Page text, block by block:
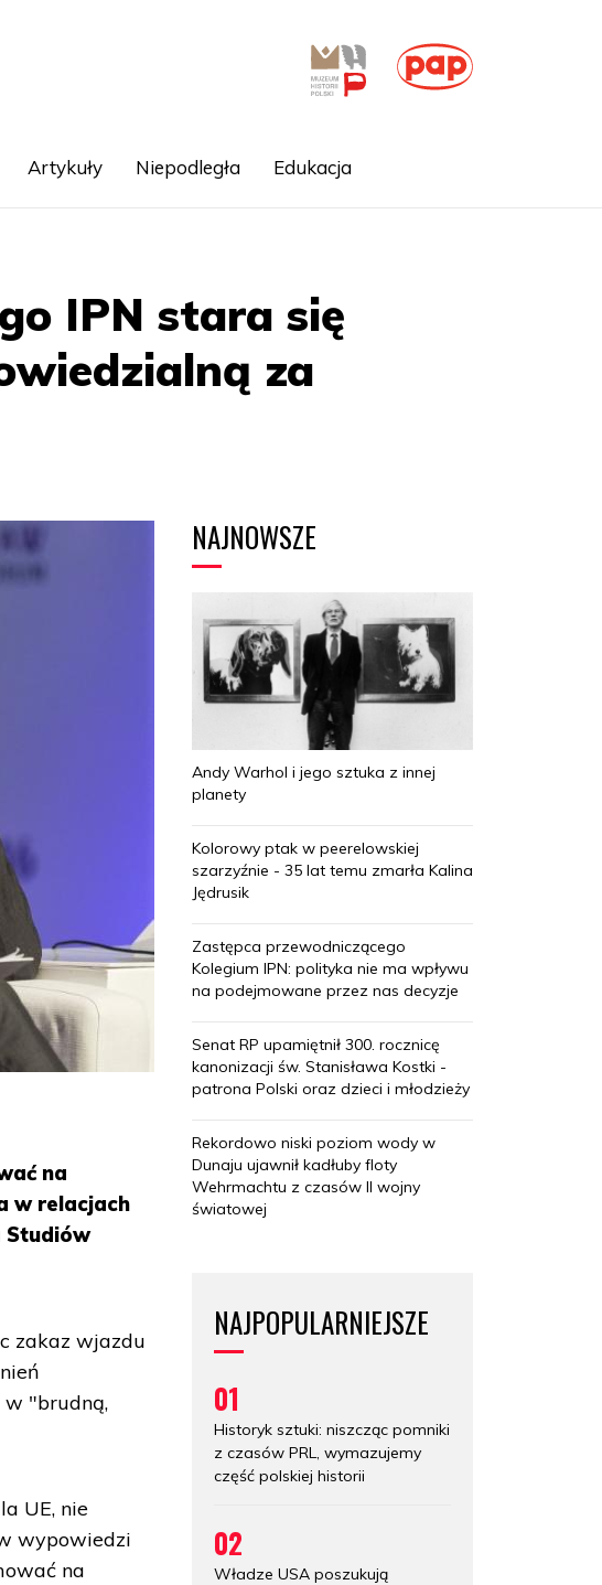
Artykuły Niepodległa Edukacja
IPN stara się
za
na
w relacjach
Studiów
zakaz wjazdu
w "brudną,
UE, nie
wypowiedzi
na
NAJNOWSZE
Andy Warhol i jego sztuka z innej
planety
Kolorowy ptak w peerelowskiej
szarzyźnie - 35 lat temu zmarła Kalina
Jędrusik
Zastępca przewodniczącego
Kolegium IPN: polityka nie ma wpływu
na podejmowane przez nas decyzje
Senat RP upamiętnił 300. rocznicę
kanonizacji św. Stanisława Kostki -
patrona Polski oraz dzieci i młodzieży
Rekordowo niski poziom wody w
Dunaju ujawnił kadłuby floty
Wehrmachtu z czasów II wojny
światowej
NAJPOPULARNIEJSZE
01
Historyk sztuki: niszcząc pomniki
z czasów PRL, wymazujemy
część polskiej historii
02
Władze USA poszukują